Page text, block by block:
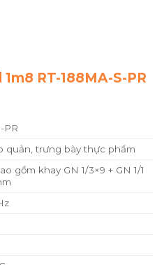
RT-188MA-S-PR
PR
quản, trưng bày thực phẩm
gồm khay GN 1/3×9 + GN 1/1